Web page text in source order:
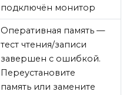
подключён монитор
Оперативная память —
тест чтения/записи
завершен с ошибкой.
Переустановите
память или замените